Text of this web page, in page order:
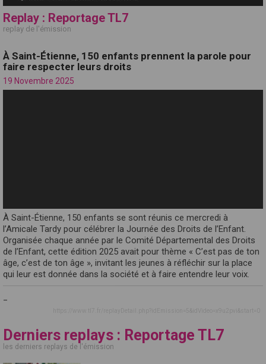
Replay : Reportage TL7
replay de l'émission
À Saint-Étienne, 150 enfants prennent la parole pour
faire respecter leurs droits
19 Novembre 2025
À Saint-Étienne, 150 enfants se sont réunis ce mercredi à
l’Amicale Tardy pour célébrer la Journée des Droits de l’Enfant.
Organisée chaque année par le Comité Départemental des Droits
de l’Enfant, cette édition 2025 avait pour thème « C’est pas de ton
âge, c’est de ton âge », invitant les jeunes à réfléchir sur la place
qui leur est donnée dans la société et à faire entendre leur voix.
Derniers replays : Reportage TL7
les derniers replays de l'émission